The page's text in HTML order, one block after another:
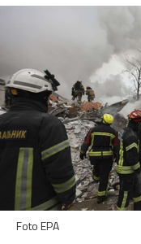
Foto EPA